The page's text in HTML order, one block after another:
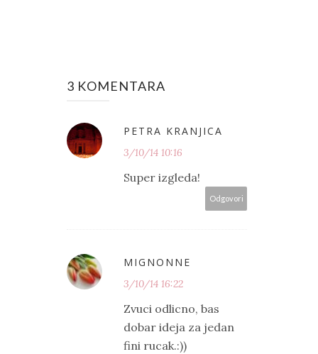
3 KOMENTARA
PETRA KRANJICA
3/10/14 10:16
Super izgleda!
Odgovori
MIGNONNE
3/10/14 16:22
Zvuci odlicno, bas
dobar ideja za jedan
fini rucak.:))